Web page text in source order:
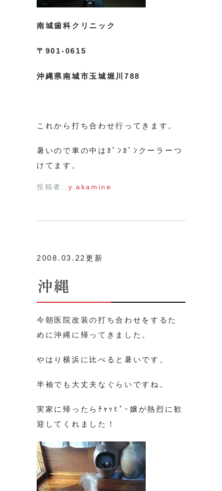
南城歯科クリニック
〒901-0615
沖縄県南城市玉城堀川788
これから打ち合わせ行ってきます。
暑いので車の中はｶﾞﾝｶﾞﾝクーラーつ
けてます。
投稿者: y.akamine
2008.03.22更新
沖縄
今朝医院改装の打ち合わせをするた
めに沖縄に帰ってきました。
やはり横浜に比べると暑いです。
半袖でも大丈夫なぐらいですね。
実家に帰ったらﾁｬｯﾋﾟｰ嬢が熱烈に歓
迎してくれました！